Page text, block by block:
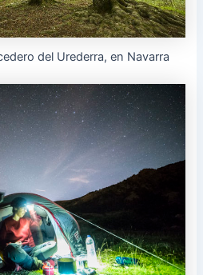
del Urederra, en Navarra